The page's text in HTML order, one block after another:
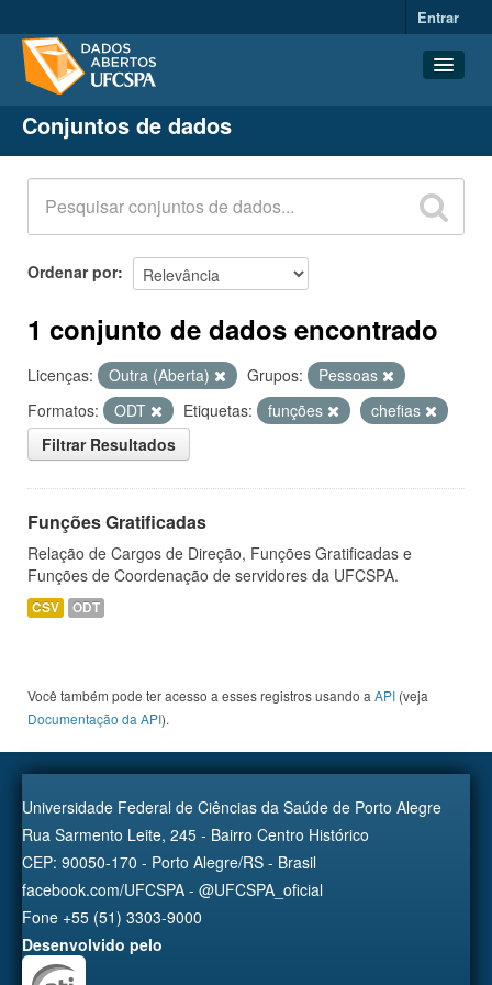
Entrar
Conjuntos de dados
Organizações
Grupos
Sobre
Conjuntos de dados
Ordenar por
1 conjunto de dados encontrado
Licenças: Outra (Aberta) Grupos:
Pessoas
Formatos:
ODT Etiquetas: funções
chefias
Filtrar Resultados
Funções Gratificadas
Relação de Cargos de Direção, Funções Gratificadas e
Funções de Coordenação de servidores da UFCSPA.
CSV ODT
Você também pode ter acesso a esses registros usando a API (veja
Documentação da API).
Universidade Federal de Ciências da Saúde de Porto Alegre
Rua Sarmento Leite, 245 - Bairro Centro Histórico
CEP: 90050-170 - Porto Alegre/RS - Brasil
facebook.com/UFCSPA - @UFCSPA_oficial
Fone +55 (51) 3303-9000
Desenvolvido pelo